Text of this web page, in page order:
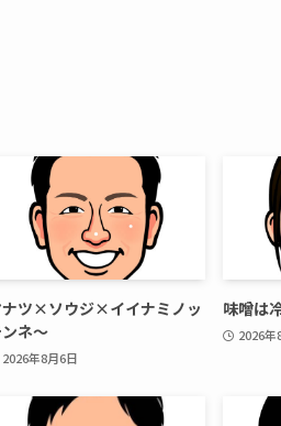
ナツ×ソウジ×イイナミノッ
ネ～
2026年8月6日
味噌は
2026年